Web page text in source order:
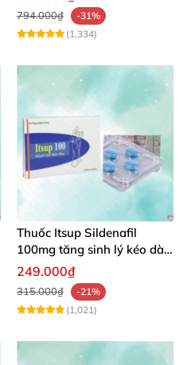
794.000₫
-31%
(1,334)
Thuốc Itsup Sildenafil
100mg tăng sinh lý kéo dài
thời gian cho nam giới
249.000₫
315.000₫
-21%
(1,021)